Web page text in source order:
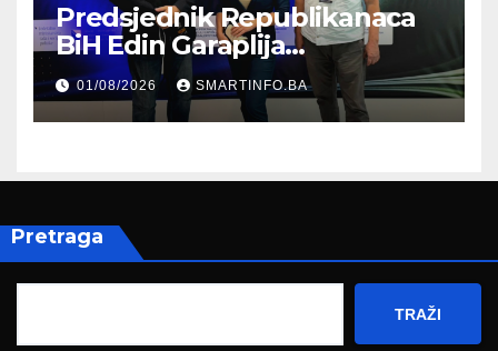
Predsjednik Republikanaca
BiH Edin Garaplija
prisustvovao prezentaciji
Federalnog sajma
zapošljavanja
01/08/2026 SMARTINFO.BA
Pretraga
TRAŽI